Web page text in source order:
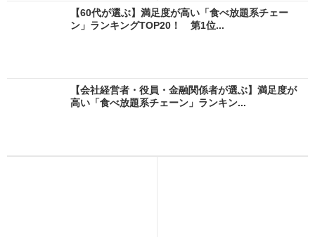
【60代が選ぶ】満足度が高い「食べ放題系チェー
ン」ランキングTOP20！ 第1位...
【会社経営者・役員・金融関係者が選ぶ】満足度が
高い「食べ放題系チェーン」ランキン...